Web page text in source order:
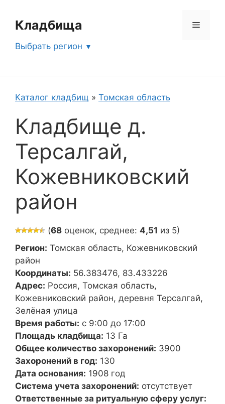
содержимому
Кладбища Меню
Выбрать регион
Каталог кладбищ » Томская область
Кладбище д.
Терсалгай,
Кожевниковский
район
(68 оценок, среднее: 4,51 из 5)
Регион: Томская область, Кожевниковский
район
Координаты: 56.383476, 83.433226
Адрес: Россия, Томская область,
Кожевниковский район, деревня Терсалгай,
Зелёная улица
Время работы: с 9:00 до 17:00
Площадь кладбища: 13 Га
Общее количество захоронений: 3900
Захоронений в год: 130
Дата основания: 1908 год
Система учета захоронений: отсутствует
Ответственные за ритуальную сферу услуг: